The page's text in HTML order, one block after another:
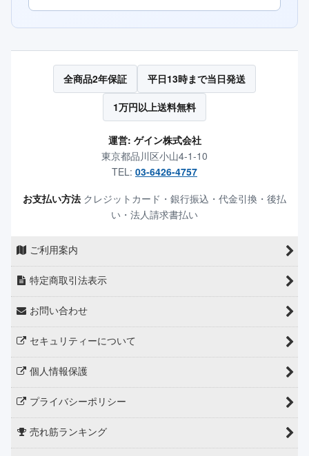
全商品2年保証 平日13時まで当日発送
1万円以上送料無料
運営: ゲイン株式会社
東京都品川区小山4-1-10
TEL: 03-6426-4757
お支払い方法 クレジットカード・銀行振込・代金引換・後払
い・法人請求書払い
ご利用案内
特定商取引法表示
お問い合わせ
セキュリティーについて
個人情報保護
プライバシーポリシー
売れ筋ランキング